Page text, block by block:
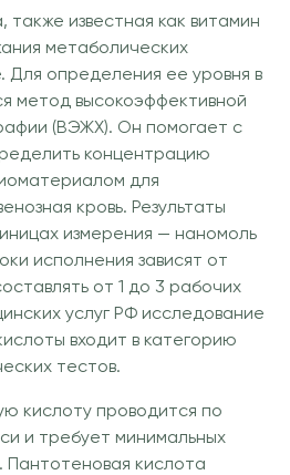
также известная как витамин
метаболических
Для определения ее уровня в
метод высокоэффективной
(ВЭЖХ). Он помогает с
концентрацию
для
кровь. Результаты
измерения — наномоль
исполнения зависят от
от 1 до 3 рабочих
услуг РФ исследование
входит в категорию
тестов.
кислоту проводится по
и требует минимальных
Пантотеновая кислота